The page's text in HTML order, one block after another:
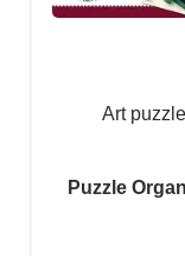
Art puzzle
Puzzle